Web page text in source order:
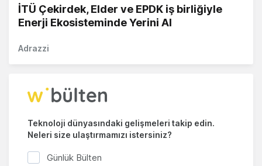
İTÜ Çekirdek, Elder ve EPDK iş birliğiyle
Enerji Ekosisteminde Yerini Al
Adrazzi
Teknoloji dünyasındaki gelişmeleri takip edin.
Neleri size ulaştırmamızı istersiniz?
Günlük Bülten